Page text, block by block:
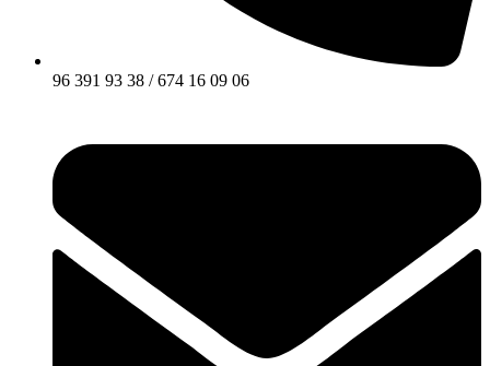
96 391 93 38 / 674 16 09 06